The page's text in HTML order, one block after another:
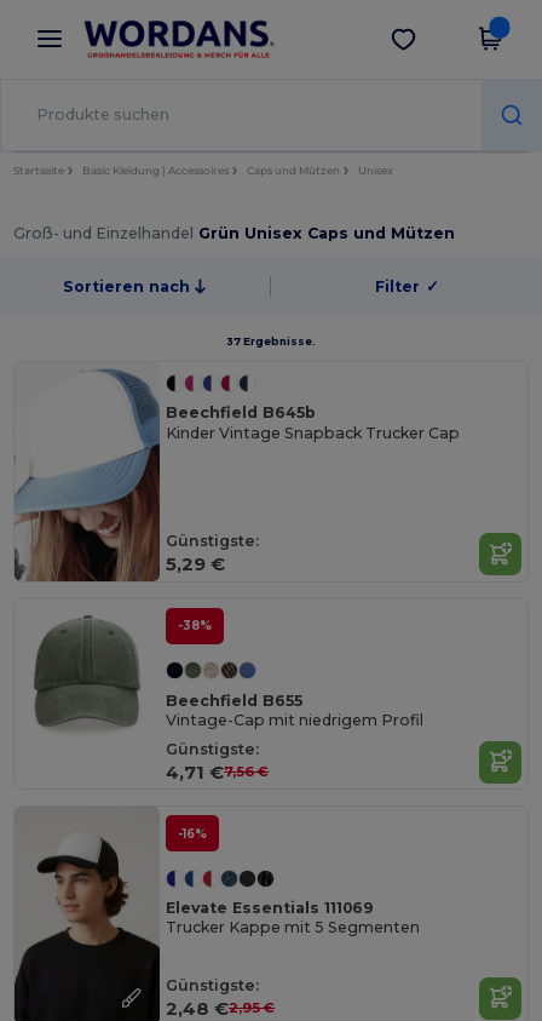
× Wordans App
Bessere Preise in der App!
App holen
Startseite Basic Kleidung | Accessoires Caps und Mützen Unisex
Groß- und Einzelhandel Grün Unisex Caps und Mützen
Sortieren nach Filter ✓
37 Ergebnisse.
Beechfield B645b
Kinder Vintage Snapback Trucker Cap
Günstigste:
5,29 €
-38%
Beechfield B655
Vintage-Cap mit niedrigem Profil
Günstigste:
4,71 €7,56 €
-16%
Elevate Essentials 111069
Trucker Kappe mit 5 Segmenten
Günstigste:
2,48 €2,95 €